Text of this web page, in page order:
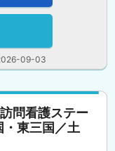
09-03
問看護ステー
東三国／土